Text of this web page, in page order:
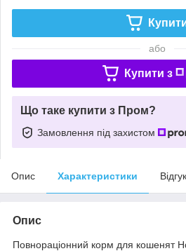
або
Купити з
Що таке купити з Пром?
Замовлення під захистом
Опис Характеристики
Опис
Повнораціонний корм для кошенят